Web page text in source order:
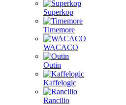
Superkop
Timemore
WACACO
Outin
Kaffelogic
Rancilio